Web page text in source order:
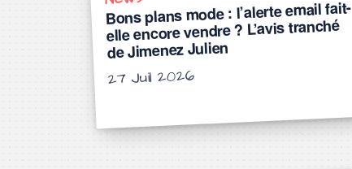
Bons plans mode : l’alerte email fait-
elle encore vendre ? L’avis tranché
de Jimenez Julien
27 Juil 2026